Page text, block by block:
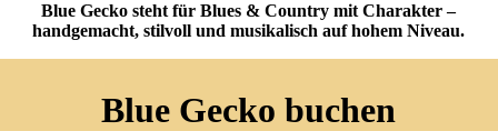
Blue Gecko steht für Blues & Country mit Charakter –
handgemacht, stilvoll und musikalisch auf hohem Niveau.
Blue Gecko buchen